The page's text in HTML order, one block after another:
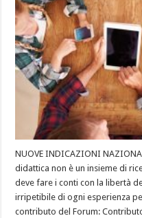
NUOVE INDICAZIONI
didattica non è un insieme di
deve fare i conti con la libertà
irripetibile di ogni esperienza
contributo del Forum: